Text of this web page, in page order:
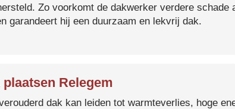
Zo voorkomt de dakwerker verdere schade
garandeert hij een duurzaam en lekvrij dak.
Relegem
dak kan leiden tot warmteverlies, hoge